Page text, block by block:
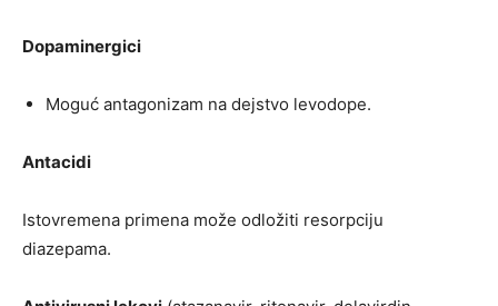
Dopaminergici
Moguć antagonizam na dejstvo levodope.
Antacidi
Istovremena primena može odložiti resorpciju
diazepama.